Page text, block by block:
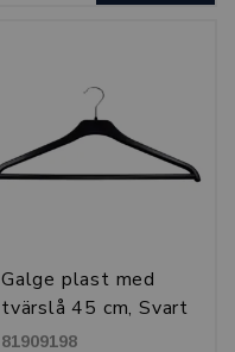
Galge plast med
tvärslå 45 cm, Svart
81909198